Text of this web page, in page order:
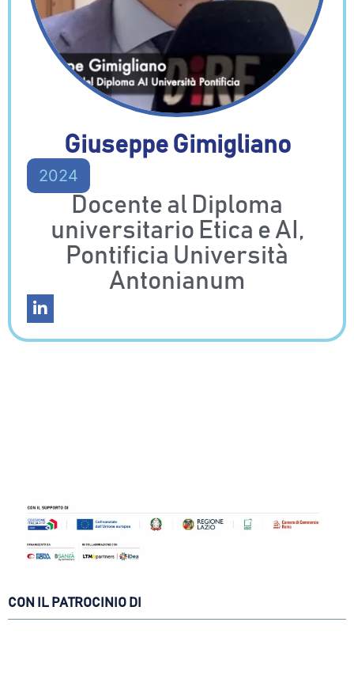
Giuseppe Gimigliano
2024
Docente al Diploma
universitario Etica e AI,
Pontificia Università
Antonianum
CON IL PATROCINIO DI